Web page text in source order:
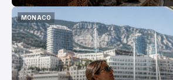
MONACO
MONACO